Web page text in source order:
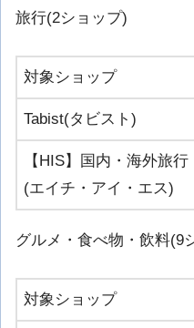
旅行(2ショップ)
対象ショップ
Tabist(タビスト)
【HIS】国内・海外旅行
(エイチ・アイ・エス)
グルメ・食べ物・飲料(9
対象ショップ